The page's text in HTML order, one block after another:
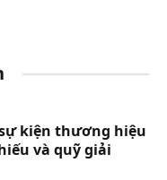
kiện thương hiệu
và quỹ giải